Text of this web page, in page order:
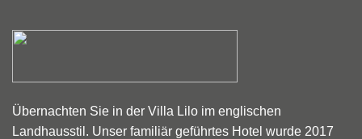
Übernachten Sie in der Villa Lilo im englischen
Landhausstil. Unser familiär geführtes Hotel wurde 2017